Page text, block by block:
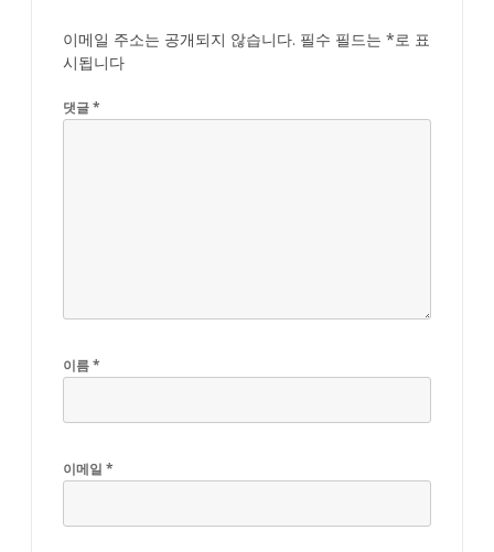
이메일 주소는 공개되지 않습니다. 필수 필드는 *로 표
시됩니다
댓글*
이름*
이메일 *